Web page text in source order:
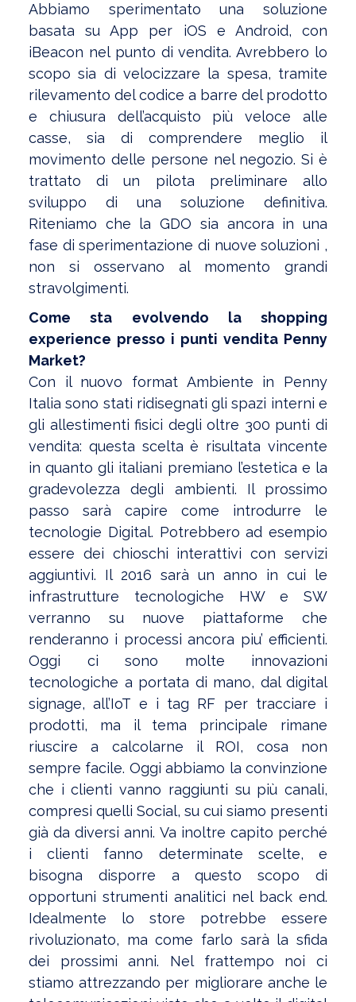
Abbiamo sperimentato una soluzione
basata su App per iOS e Android, con
iBeacon nel punto di vendita. Avrebbero lo
scopo sia di velocizzare la spesa, tramite
rilevamento del codice a barre del prodotto
e chiusura dell’acquisto più veloce alle
casse, sia di comprendere meglio il
movimento delle persone nel negozio. Si è
trattato di un pilota preliminare allo
sviluppo di una soluzione definitiva.
Riteniamo che la GDO sia ancora in una
fase di sperimentazione di nuove soluzioni ,
non si osservano al momento grandi
stravolgimenti.
Come sta evolvendo la shopping
experience presso i punti vendita Penny
Market?
Con il nuovo format Ambiente in Penny
Italia sono stati ridisegnati gli spazi interni e
gli allestimenti fisici degli oltre 300 punti di
vendita: questa scelta è risultata vincente
in quanto gli italiani premiano l’estetica e la
gradevolezza degli ambienti. Il prossimo
passo sarà capire come introdurre le
tecnologie Digital. Potrebbero ad esempio
essere dei chioschi interattivi con servizi
aggiuntivi. Il 2016 sarà un anno in cui le
infrastrutture tecnologiche HW e SW
verranno su nuove piattaforme che
renderanno i processi ancora piu’ efficienti.
Oggi ci sono molte innovazioni
tecnologiche a portata di mano, dal digital
signage, all’IoT e i tag RF per tracciare i
prodotti, ma il tema principale rimane
riuscire a calcolarne il ROI, cosa non
sempre facile. Oggi abbiamo la convinzione
che i clienti vanno raggiunti su più canali,
compresi quelli Social, su cui siamo presenti
già da diversi anni. Va inoltre capito perché
i clienti fanno determinate scelte, e
bisogna disporre a questo scopo di
opportuni strumenti analitici nel back end.
Idealmente lo store potrebbe essere
rivoluzionato, ma come farlo sarà la sfida
dei prossimi anni. Nel frattempo noi ci
stiamo attrezzando per migliorare anche le